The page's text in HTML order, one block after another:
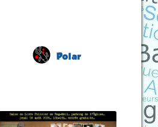
Polar
(Finistère - France)
le 6 août 2026